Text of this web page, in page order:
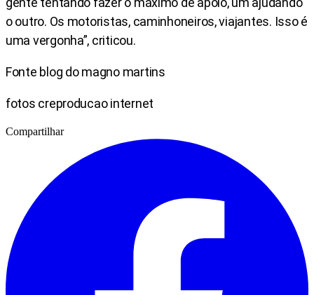
o outro. Os motoristas, caminhoneiros, viajantes. Isso é
uma vergonha”, criticou.
Fonte blog do magno martins
fotos creproducao internet
Compartilhar